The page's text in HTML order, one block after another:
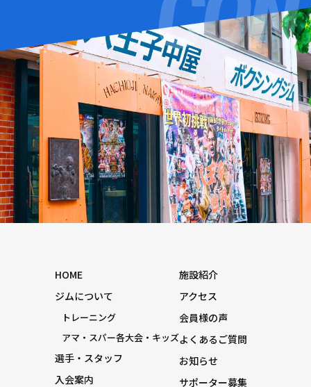
HOME
ジムについて
トレーニング
アマ・スパー各大会・キッズ
選手・スタッフ
入会案内
施設紹介
アクセス
会員様の声
よくあるご質問
お知らせ
サポーター募集